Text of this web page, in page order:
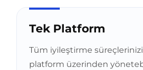
Tek Platform
Tüm iyileştirme
platform üzerinden